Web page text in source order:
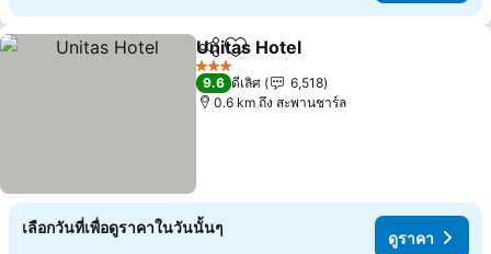
แชร์ เพิ่มในรายการโปรด
Unitas Hotel
3 ดาว
9.6 ดีเลิศ
6,518
0.6 km ถึง สะพานชาร์ล
เลือกวันที่เพื่อดูราคาในวันนั้นๆ
ดูราคา